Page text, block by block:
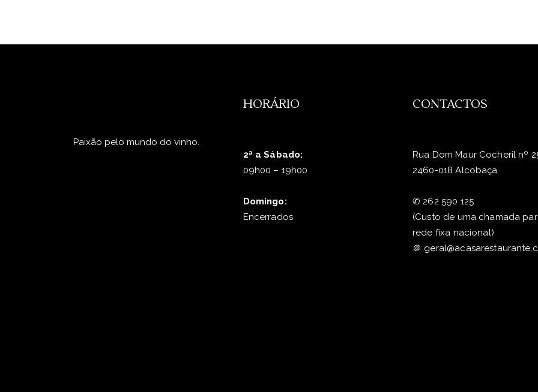
Paixão pelo mundo do vinho.
HORÁRIO
2ª a Sábado:
09h00 – 19h00
Domingo:
Encerrados
CONTACTOS
Rua Dom Maur Cocheril nº
2460-018 Alcobaça
✆ 262 590 125
(Custo de uma chamada
rede fixa nacional)
＠